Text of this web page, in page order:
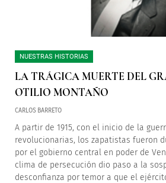
NUESTRAS HISTORIAS
LA TRÁGICA MUERTE DEL
OTILIO MONTAÑO
CARLOS BARRETO
A partir de 1915, con el inicio de la
revolucionarias, los zapatistas fueron
por el gobierno central en poder de
clima de persecución dio paso a la
desconfianza por temor a que el